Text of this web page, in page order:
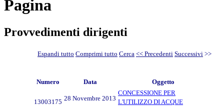
Pagina
Provvedimenti dirigenti
Espandi tutto Comprimi tutto Cerca << Precedenti Successivi >>
Numero Data Oggetto
13003175 28 Novembre 2013
CONCESSIONE PER
L'UTILIZZO DI ACQUE